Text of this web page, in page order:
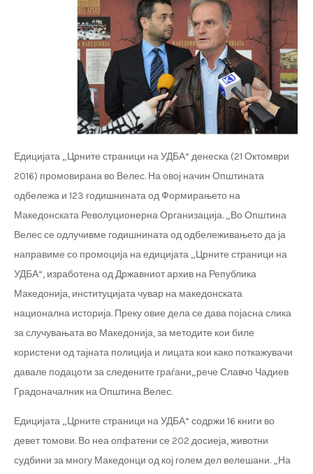
Едицијата „Црните страници на УДБА“ денеска (21 Октомври
2016) промовирана во Велес. На овој начин Општината
одбележа и 123 годишнината од Формирањето на
Македонската Револуционерна Организација. „Во Општина
Велес се одлучивме годишнината од одбележивањето да ја
направиме со промоција на едицијата „Црните страници на
УДБА“, изработена од Државниот архив на Република
Македонија, институцијата чувар на македонската
национална историја. Преку овие дела се дава појасна слика
за случувањата во Македонија, за методите кои биле
користени од тајната полиција и лицата кои како поткажувачи
давале подацоти за следените граѓани„рече Славчо Чадиев
Градоначалник на Општина Велес.
Едицијата „Црните страници на УДБА“ содржи 16 книги во
девет томови. Во неа опфатени се 202 досиеја, животни
судбини за многу Македонци од кој голем дел велешани. „На